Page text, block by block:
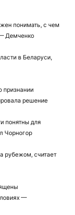
понимать, с чем
Демченко
в Беларуси,
признании
решение
понятны для
Чорногор
рубежом, считает
—